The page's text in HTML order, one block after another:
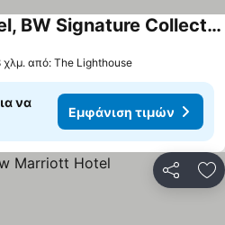
Glasgow Argyle Hotel, BW Signature Collection
χλμ. από: The Lighthouse
να
Εμφάνιση τιμών